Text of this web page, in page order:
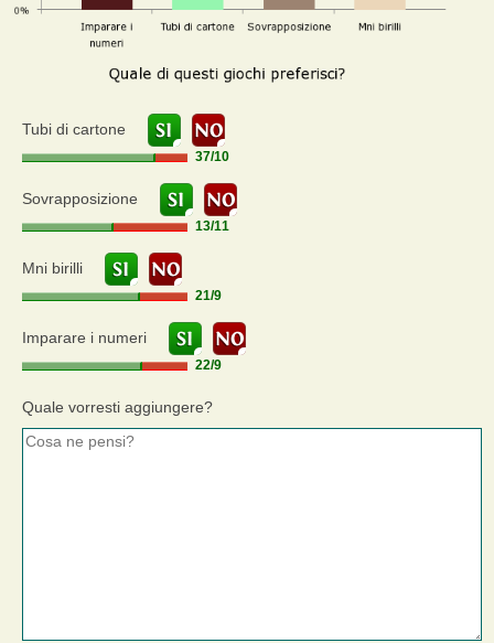
Tubi di cartone
37/10
Sovrapposizione
13/11
Mni birilli
21/9
Imparare i numeri
22/9
Quale vorresti aggiungere?